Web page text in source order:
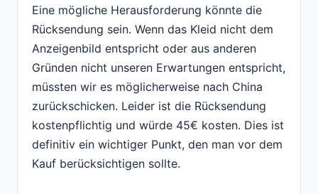
Eine mögliche Herausforderung könnte die
Rücksendung sein. Wenn das Kleid nicht dem
Anzeigenbild entspricht oder aus anderen
Gründen nicht unseren Erwartungen entspricht,
müssten wir es möglicherweise nach China
zurückschicken. Leider ist die Rücksendung
kostenpflichtig und würde 45€ kosten. Dies ist
definitiv ein wichtiger Punkt, den man vor dem
Kauf berücksichtigen sollte.